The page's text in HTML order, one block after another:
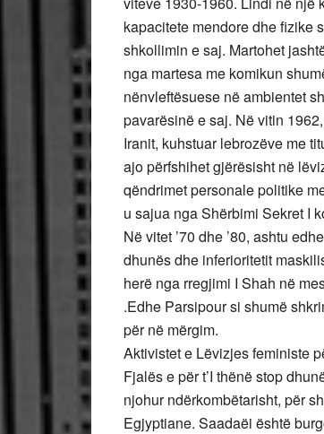
kapacitete mendore dhe fizike
shkollimin e saj. Martohet
nga martesa me komikun
nënvleftësuese në ambientet
pavarësinë e saj. Në vitin
Iranit, kuhstuar lebrozëve me
ajo përfshihet gjërësisht në
qëndrimet personale politike
u sajua nga Shërbimi Sekret I
Në vitet ’70 dhe ’80, ashtu
dhunës dhe inferioritetit
herë nga rregjimi I Shah në
.Edhe Parsipour si shumë
për në mërgim.
Aktivistet e Lëvizjes feministe
Fjalës e për t’I thënë stop
njohur ndërkombëtarisht, për
Egjyptiane. Saadaëi është